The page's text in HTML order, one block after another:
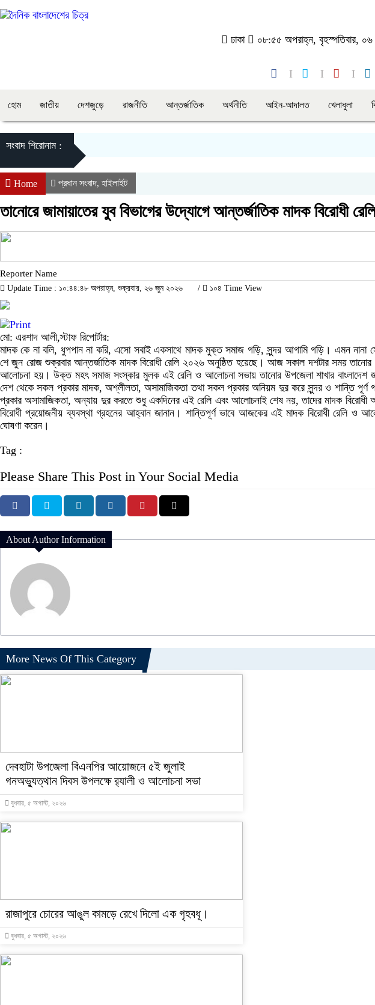
ঢাকা ০৮:৫৫ অপরাহ্ন, বৃহস্পতিবার, ০৬
হোম জাতীয় দেশজুড়ে রাজনীতি আন্তর্জাতিক অর্থনীতি আইন-আদালত খেলাধুলা
সংবাদ শিরোনাম :
Home প্রধান সংবাদ, হাইলাইট
তানোরে জামায়াতের যুব বিভাগের উদ্যোগে আন্তর্জাতিক মাদক বিরোধী
Reporter Name
Update Time : ১০:৪৪:৪৮ অপরাহ্ন, শুক্রবার, ২৬ জুন ২০২৬ / ১০৪ Time View
মো: এরশাদ আলী,স্টাফ রিপোর্টার:
মাদক কে না বলি, ধুপপান না করি, এসো সবাই একসাথে মাদক মুক্ত সমাজ গড়ি, সুন্দর আগামি গড়ি। এমন নানা
শে জুন রোজ শুক্রবার আন্তর্জাতিক মাদক বিরোধী রেলি ২০২৬ অনুষ্ঠিত হয়েছে। আজ সকাল দশটার সময় তানোর
আলোচনা হয়। উক্ত মহৎ সমাজ সংস্কার মুলক এই রেলি ও আলোচনা সভায় তানোর উপজেলা শাখার বাংলাদেশ
দেশ থেকে সকল প্রকার মাদক, অশ্লীলতা, অসামাজিকতা তথা সকল প্রকার অনিয়ম দুর করে সুন্দর ও শান্তি
প্রকার অসামাজিকতা, অন্যায় দুর করতে শুধু একদিনের এই রেলি এবং আলোচনাই শেষ নয়, তাদের মাদক বিরোধী
বিরোধী প্রয়োজনীয় ব্যবস্থা গ্রহনের আহ্বান জানান। শান্তিপূর্ণ ভাবে আজকের এই মাদক বিরোধী রেলি ও
ঘোষণা করেন।
Tag :
Please Share This Post in Your Social Media
About Author Information
More News Of This Category
দেবহাটা উপজেলা বিএনপির আয়োজনে ৫ই জুলাই
গনঅভ্যুত্থান দিবস উপলক্ষে র‍্যালী ও আলোচনা সভা
বুধবার, ৫ অগাস্ট, ২০২৬
রাজাপুরে চোরের আঙুল কামড়ে রেখে দিলো এক গৃহবধূ।
বুধবার, ৫ অগাস্ট, ২০২৬